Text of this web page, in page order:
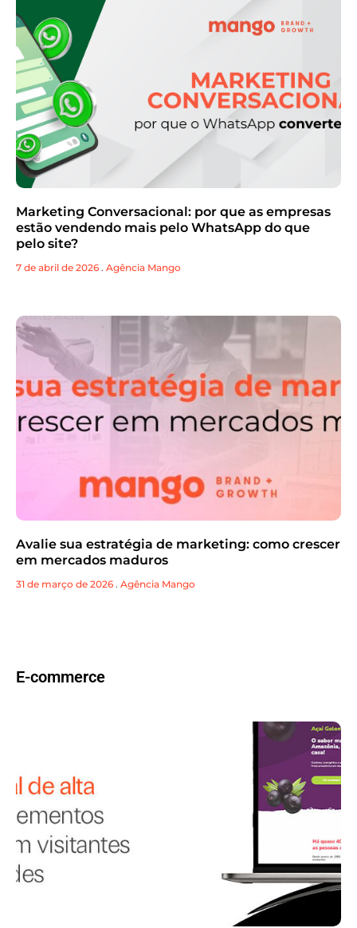
Marketing Conversacional: por que as empresas
estão vendendo mais pelo WhatsApp do que
pelo site?
7 de abril de 2026 . Agência Mango
Avalie sua estratégia de marketing: como crescer
em mercados maduros
31 de março de 2026 . Agência Mango
E-commerce